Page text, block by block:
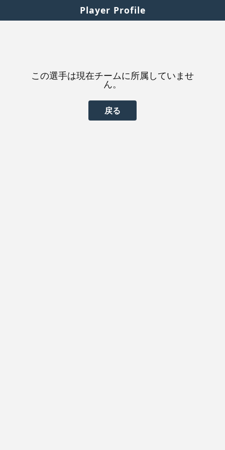
Player Profile
この選手は現在チームに所属していませ
ん。
戻る